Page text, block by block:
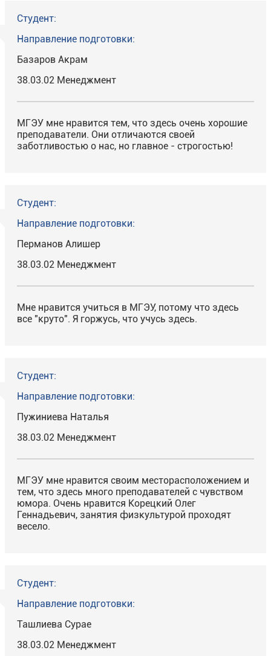
Студент:
Направление подготовки:
Базаров Акрам
38.03.02 Менеджмент
МГЭУ мне нравится тем, что здесь очень хорошие
преподаватели. Они отличаются своей
заботливостью о нас, но главное - строгостью!
Студент:
Направление подготовки:
Перманов Алишер
38.03.02 Менеджмент
Мне нравится учиться в МГЭУ, потому что здесь
все "круто". Я горжусь, что учусь здесь.
Студент:
Направление подготовки:
Пужиниева Наталья
38.03.02 Менеджмент
МГЭУ мне нравится своим месторасположением и
тем, что здесь много преподавателей с чувством
юмора. Очень нравится Корецкий Олег
Геннадьевич, занятия физкультурой проходят
весело.
Студент:
Направление подготовки:
Ташлиева Сурае
38.03.02 Менеджмент